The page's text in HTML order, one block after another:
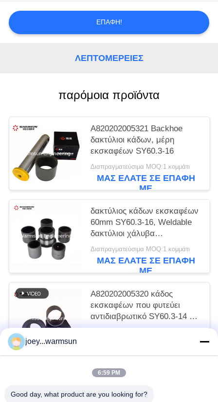
ΕΠΑΦΉ!
ΛΕΠΤΟΜΈΡΕΙΕΣ
παρόμοια προϊόντα
A820202005321 Backhoe
δακτύλιοι κάδων, μέρη
εκσκαφέων SY60.3-16
Διαπραγματεύσιμα MOQ:1 κομμάτι
ΜΑΣ ΕΛΆΤΕ ΣΕ ΕΠΑΦΉ
ΜΕ
δακτύλιος κάδων εκσκαφέων
60mm SY60.3-16, Weldable
δακτύλιοι χάλυβα
A820202005321
Διαπραγματεύσιμα MOQ:1 κομμάτι
ΜΑΣ ΕΛΆΤΕ ΣΕ ΕΠΑΦΉ
ΜΕ
A820202005320 κάδος
εκσκαφέων που φυτεύει
αντιδιαβρωτικό SY60.3-14 με
θάμνους
ΜΕ
joey...warmsun
6:59 PM
Good day, what product are you looking for?